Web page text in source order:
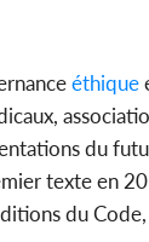
éthique
du
texte en
du